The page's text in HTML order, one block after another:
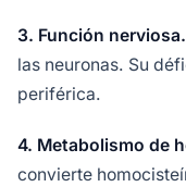
3. Función nerviosa.
las neuronas. Su
periférica.
4. Metabolismo de
convierte